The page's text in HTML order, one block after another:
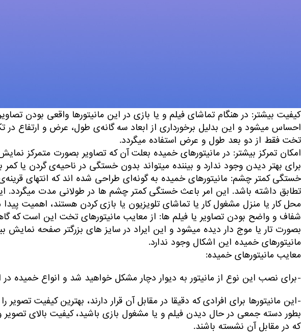
کیفیت بیشتر: در هنگام تماشای فیلم و یا بازی در این مانیتورها واقعی بودن
احساس میشود و این بدلیل برخورداری از ابعاد سه گانه‌ی طول، عرض و ارتفاع در
تخت فقط از دو بعد طول و عرض استفاده میگردد.
امکان تمرکز بیشتر: در مانیتورهای خمیده بعلت آن که تصاویر بصورت متمرکز
برای بهتر دیدن وجود ندارد و بیننده میتواند بدون خستگی در ناحیه‌ی گردن یا کمر
خستگی کمتر چشم: مانیتورهای خمیده به گونه‌ای طراحی شده اند که انتهای
تطابق داشته باشد. این امر باعث خستگی کمتر چشم ها در طولانی مدت میگردد.
محل کار یا منزل مشغول کار یا تماشای تلویزیون یا بازی کردن هستند، اهمیت پیدا
شفاف و واضح بودن تصاویر یا فیلم ها: از معایب مانیتورهای تخت این است که
بصورت تار یا موج دار دیده میشود و این ایراد در سایز های بزرگتر صفحه نمایش
مانیتورهای خمیده این اشکال وجود ندارد.
معایب مانیتورهای خمیده:
-برای نصب این نوع از مانیتور به دیوار دچار مشکل خواهید شد و انواع خمیده در
-این مانیتورها برای افرادی که دقیقا در مقابل آن قرار دارند، بهترین کیفیت
بطور دسته جمعی در حال دیدن فیلم و یا مشغول بازی باشید، کیفیت بالای
که در مقابل آن نشسته باشند.